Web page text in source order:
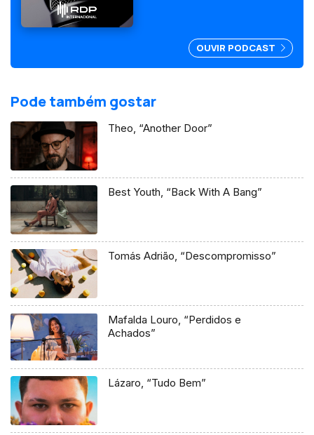
OUVIR PODCAST
Pode também gostar
Theo, “Another Door”
Best Youth, “Back With A Bang”
Tomás Adrião, “Descompromisso”
Mafalda Louro, “Perdidos e
Achados”
Lázaro, “Tudo Bem”